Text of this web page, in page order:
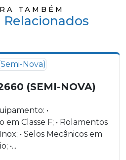
EJ-50B (Semi-Nova)
(Semi-Nova)
TAMBÉM
(SEMI-NOVA)
•
Classe F; • Rolamentos
• Selos Mecânicos em
•...